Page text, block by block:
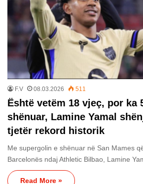
F.V 08.03.2026 511
Është vetëm 18 vjeç, por ka
shënuar, Lamine Yamal
tjetër rekord historik
Me supergolin e shënuar në San Mames
Barcelonës ndaj Athletic Bilbao, Lamine
Read More »